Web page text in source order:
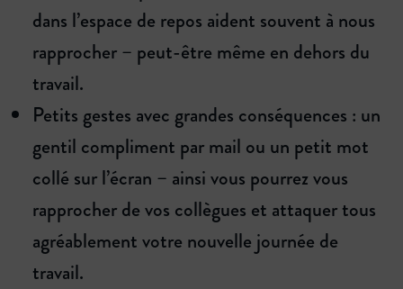
dans l’espace de repos aident souvent à nous
rapprocher – peut-être même en dehors du
travail.
Petits gestes avec grandes conséquences : un
gentil compliment par mail ou un petit mot
collé sur l’écran – ainsi vous pourrez vous
rapprocher de vos collègues et attaquer tous
agréablement votre nouvelle journée de
travail.